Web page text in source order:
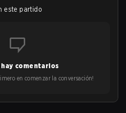
este partido
hay comentarios
en comenzar la conversación!